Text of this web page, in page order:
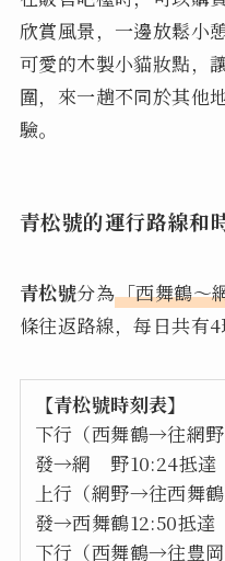
欣賞風景，一邊放鬆小
可愛的木製小貓妝點，
圍，來一趟不同於其他
驗。
青松號的運行路線和
青松號分為「西舞鶴〜
條往返路線，每日共有4
【青松號時刻表】
下行（西舞鶴→往網
發→網 野10:24抵達
上行（網野→往西舞
發→西舞鶴12:50抵達
下行（西舞鶴→往豊